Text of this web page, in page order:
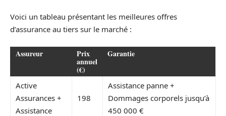
Voici un tableau présentant les meilleures offres
d’assurance au tiers sur le marché :
Assureur Prix
annuel
(€)
Garantie
Active
Assurances +
Assistance
198
Assistance panne +
Dommages corporels jusqu’à
450 000 €